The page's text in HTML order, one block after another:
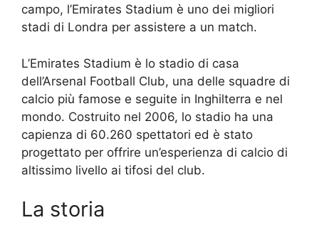
campo, l’Emirates Stadium è uno dei migliori
stadi di Londra per assistere a un match.
L’Emirates Stadium è lo stadio di casa
dell’Arsenal Football Club, una delle squadre di
calcio più famose e seguite in Inghilterra e nel
mondo. Costruito nel 2006, lo stadio ha una
capienza di 60.260 spettatori ed è stato
progettato per offrire un’esperienza di calcio di
altissimo livello ai tifosi del club.
La storia